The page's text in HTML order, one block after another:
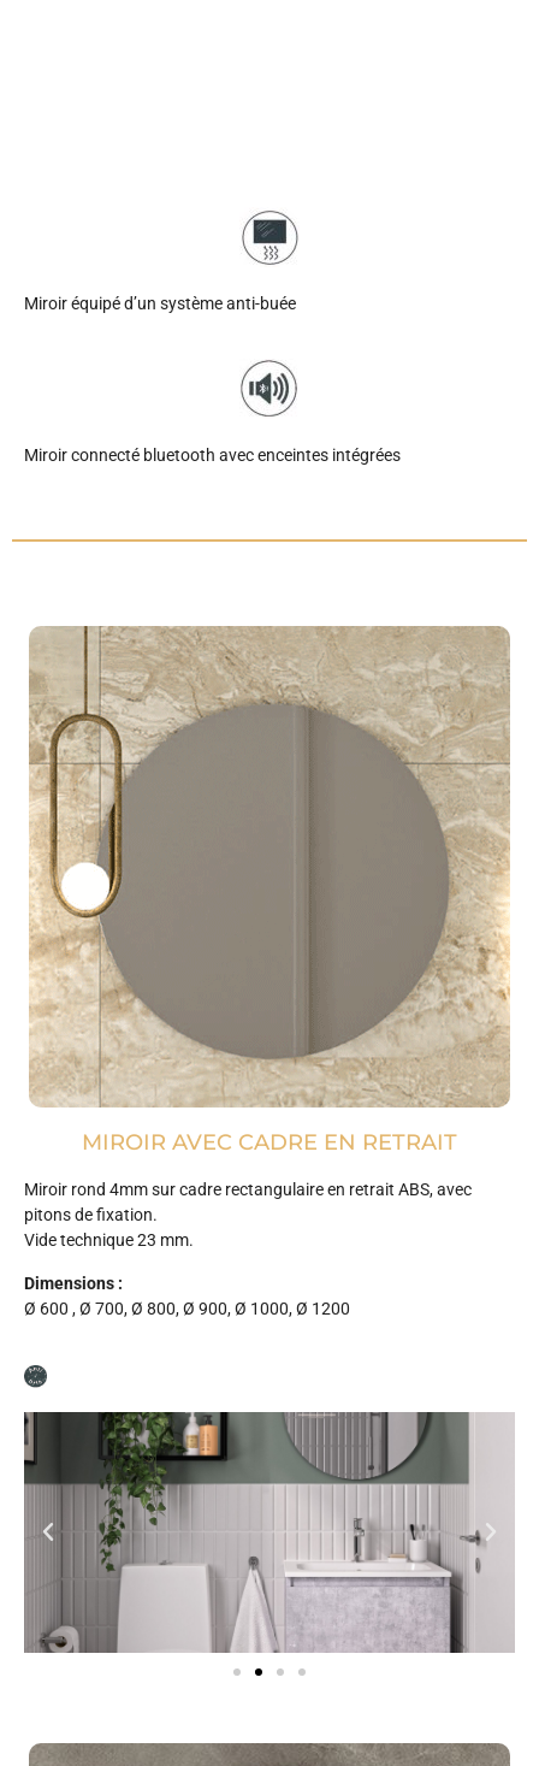
Miroir équipé d’un système anti-buée
Miroir connecté bluetooth avec enceintes intégrées
MIROIR AVEC CADRE EN RETRAIT
Miroir rond 4mm sur cadre rectangulaire en retrait ABS, avec
pitons de fixation.
Vide technique 23 mm.
Dimensions :
Ø 600 , Ø 700, Ø 800, Ø 900, Ø 1000, Ø 1200